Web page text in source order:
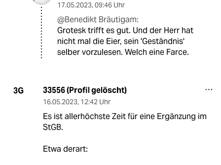
17.05.2023, 09:46 Uhr
@Benedikt Bräutigam:
Grotesk trifft es gut. Und der Herr hat
nicht mal die Eier, sein 'Geständnis'
selber vorzulesen. Welch eine Farce.
3G 33556 (Profil gelöscht)
16.05.2023, 12:42 Uhr
Es ist allerhöchste Zeit für eine Ergänzung im
StGB.
Etwa derart: